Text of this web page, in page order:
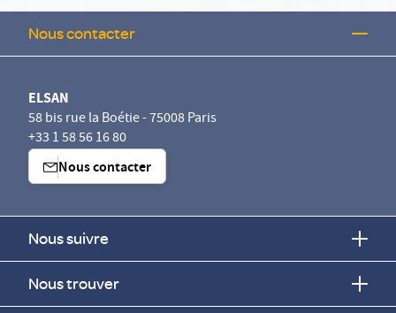
Nous contacter
ELSAN
58 bis rue la Boétie - 75008 Paris
+33 1 58 56 16 80
Nous contacter
Nous suivre
Nous trouver